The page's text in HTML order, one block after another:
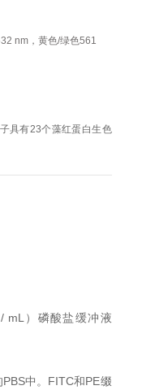
nm，黄色/绿色561
具有23个藻红蛋白生色
mL）磷酸盐缓冲液
中。 FITC和PE缀